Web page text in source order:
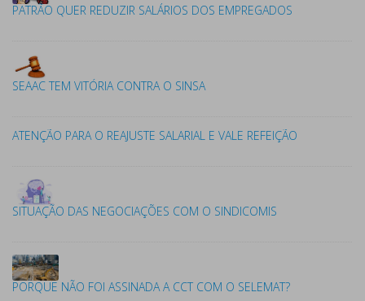
PATRÃO QUER REDUZIR SALÁRIOS DOS EMPREGADOS
SEAAC TEM VITÓRIA CONTRA O SINSA
ATENÇÃO PARA O REAJUSTE SALARIAL E VALE REFEIÇÃO
SITUAÇÃO DAS NEGOCIAÇÕES COM O SINDICOMIS
PORQUE NÃO FOI ASSINADA A CCT COM O SELEMAT?